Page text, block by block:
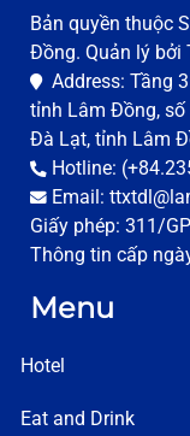
Bản quyền thuộc
Đồng. Quản lý bởi
Address: Tầng
tỉnh Lâm Đồng, số
Đà Lạt, tỉnh Lâm
Hotline:
Email:
Giấy phép: 311/
Thông tin cấp
Menu
Hotel
Eat and Drink